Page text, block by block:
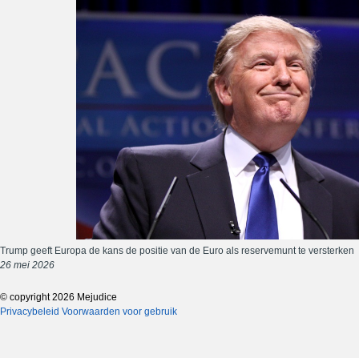
Trump geeft Europa de kans de positie van de Euro als reservemunt te versterken
26 mei 2026
© copyright 2026 Mejudice
Privacybeleid Voorwaarden voor gebruik